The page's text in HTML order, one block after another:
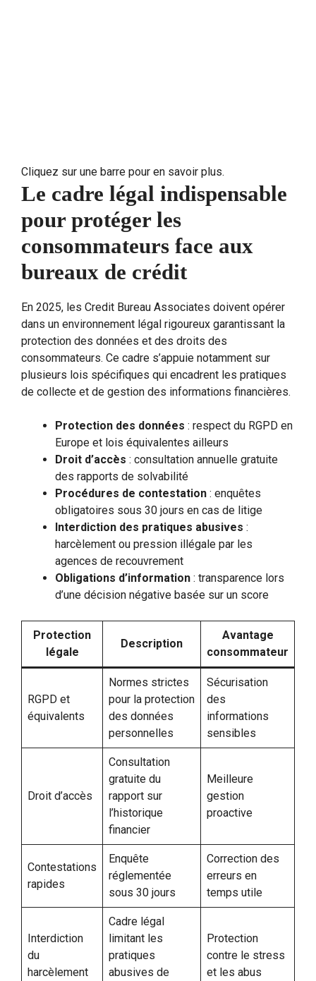
Cliquez sur une barre pour en savoir plus.
Le cadre légal indispensable
pour protéger les
consommateurs face aux
bureaux de crédit
En 2025, les Credit Bureau Associates doivent opérer
dans un environnement légal rigoureux garantissant la
protection des données et des droits des
consommateurs. Ce cadre s’appuie notamment sur
plusieurs lois spécifiques qui encadrent les pratiques
de collecte et de gestion des informations financières.
Protection des données : respect du RGPD en
Europe et lois équivalentes ailleurs
Droit d’accès : consultation annuelle gratuite
des rapports de solvabilité
Procédures de contestation : enquêtes
obligatoires sous 30 jours en cas de litige
Interdiction des pratiques abusives :
harcèlement ou pression illégale par les
agences de recouvrement
Obligations d’information : transparence lors
d’une décision négative basée sur un score
Protection
légale
Description
Avantage
consommateur
RGPD et
équivalents
Normes strictes
pour la protection
des données
personnelles
Sécurisation
des
informations
sensibles
Droit d’accès
Consultation
gratuite du
rapport sur
l’historique
financier
Meilleure
gestion
proactive
Contestations
rapides
Enquête
réglementée
sous 30 jours
Correction des
erreurs en
temps utile
Interdiction
du
harcèlement
Cadre légal
limitant les
pratiques
abusives de
Protection
contre le stress
et les abus